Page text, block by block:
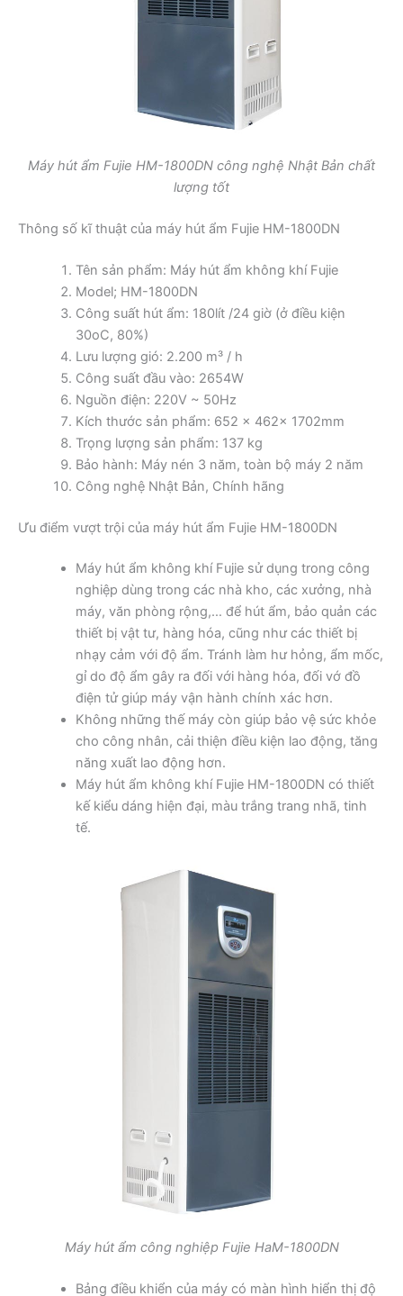
Máy hút ẩm Fujie HM-1800DN công nghệ Nhật Bản chất
lượng tốt
Thông số kĩ thuật của máy hút ẩm Fujie HM-1800DN
Tên sản phẩm: Máy hút ẩm không khí Fujie
Model; HM-1800DN
Công suất hút ẩm: 180lít /24 giờ (ở điều kiện
30oC, 80%)
Lưu lượng gió: 2.200 m³ / h
Công suất đầu vào: 2654W
Nguồn điện: 220V ~ 50Hz
Kích thước sản phẩm: 652 x 462x 1702mm
Trọng lượng sản phẩm: 137 kg
Bảo hành: Máy nén 3 năm, toàn bộ máy 2 năm
Công nghệ Nhật Bản, Chính hãng
Ưu điểm vượt trội của máy hút ẩm Fujie HM-1800DN
Máy hút ẩm không khí Fujie sử dụng trong công
nghiệp dùng trong các nhà kho, các xưởng, nhà
máy, văn phòng rộng,… để hút ẩm, bảo quản các
thiết bị vật tư, hàng hóa, cũng như các thiết bị
nhạy cảm với độ ẩm. Tránh làm hư hỏng, ẩm mốc,
gỉ do độ ẩm gây ra đối với hàng hóa, đối vớ đồ
điện tử giúp máy vận hành chính xác hơn.
Không những thế máy còn giúp bảo vệ sức khỏe
cho công nhân, cải thiện điều kiện lao động, tăng
năng xuất lao động hơn.
Máy hút ẩm không khí Fujie HM-1800DN có thiết
kế kiểu dáng hiện đại, màu trắng trang nhã, tinh
tế.
Máy hút ẩm công nghiệp Fujie HaM-1800DN
Bảng điều khiển của máy có màn hình hiển thị độ